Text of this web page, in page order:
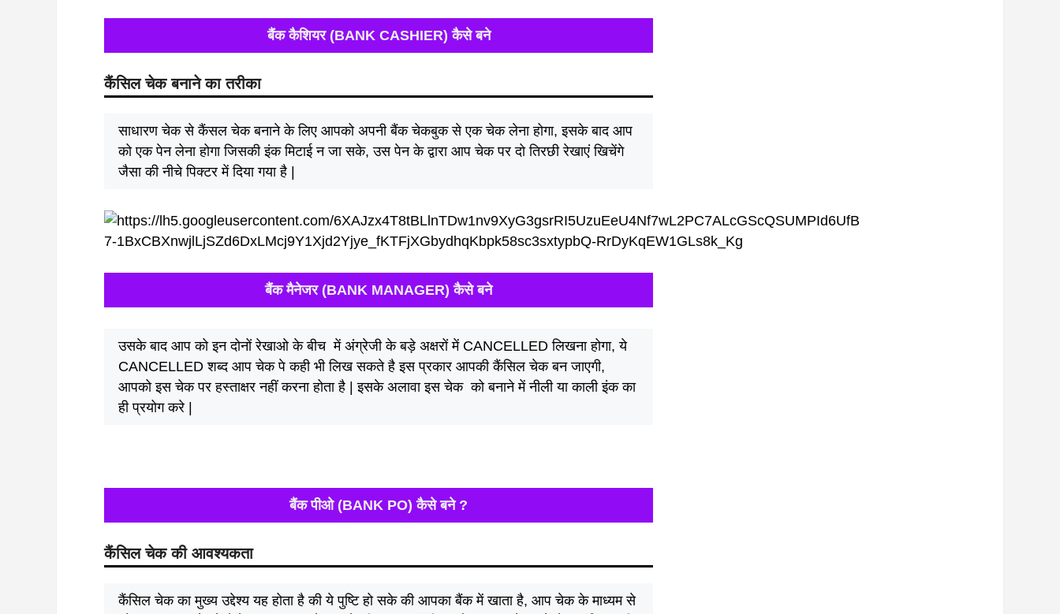
बैंक कैशियर (BANK CASHIER) कैसे बने
कैंसिल चेक बनाने का तरीका
साधारण चेक से कैंसल चेक बनाने के लिए आपको अपनी बैंक चेकबुक से एक चेक लेना होगा, इसके बाद आप
को एक पेन लेना होगा जिसकी इंक मिटाई न जा सके, उस पेन के द्वारा आप चेक पर दो तिरछी रेखाएं खिचेंगे
जैसा की नीचे पिक्टर में दिया गया है |
बैंक मैनेजर (BANK MANAGER) कैसे बने
उसके बाद आप को इन दोनों रेखाओ के बीच में अंग्रेजी के बड़े अक्षरों में CANCELLED लिखना होगा, ये
CANCELLED शब्द आप चेक पे कही भी लिख सकते है इस प्रकार आपकी कैंसिल चेक बन जाएगी,
आपको इस चेक पर हस्ताक्षर नहीं करना होता है | इसके अलावा इस चेक को बनाने में नीली या काली इंक का
ही प्रयोग करे |
बैंक पीओ (BANK PO) कैसे बने ?
कैंसिल चेक की आवश्यकता
कैंसिल चेक का मुख्य उद्देश्य यह होता है की ये पुष्टि हो सके की आपका बैंक में खाता है, आप चेक के माध्यम से